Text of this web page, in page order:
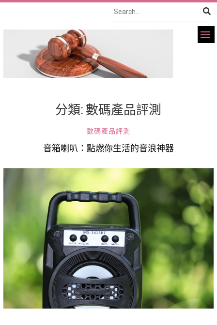
分類: 數碼產品評測
數碼產品評測
音箱喇叭：點燃你生活的音浪神器